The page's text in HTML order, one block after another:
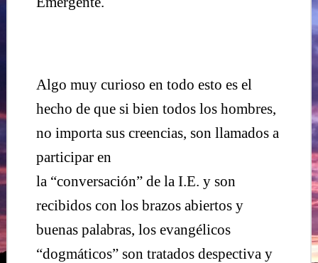
Algo muy curioso en todo esto es el
hecho de que si bien todos los hombres,
no importa sus creencias, son llamados a
participar en
la “conversación” de la I.E. y son
recibidos con los brazos abiertos y
buenas palabras, los evangélicos
“dogmáticos” son tratados despectiva y